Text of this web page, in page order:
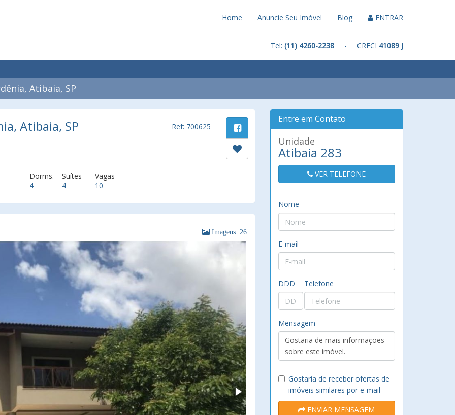
Home Anuncie Seu Imóvel Blog ENTRAR
Tel: (11) 4260-2238 - CRECI 41089 J
Atibaia, SP
Atibaia, SP Ref: 700625
Dorms.
4
Suítes
4
Vagas
10
Imagens: 26
Entre em Contato
Unidade
Atibaia 283
VER TELEFONE
Nome
E-mail
DDD Telefone
Mensagem
Gostaria de receber ofertas de
imóveis similares por e-mail
ENVIAR MENSAGEM